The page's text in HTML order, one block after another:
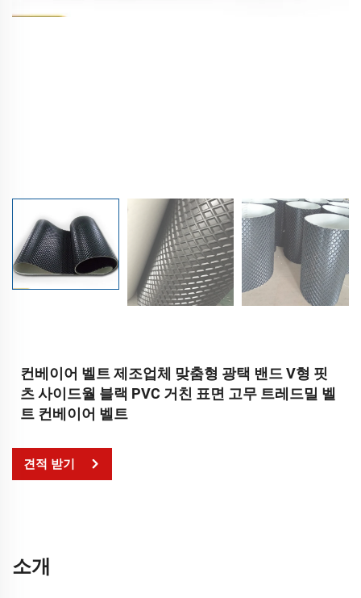
컨베이어 벨트 제조업체 맞춤형 광택 밴드 V형 핏
츠 사이드월 블랙 PVC 거친 표면 고무 트레드밀 벨
트 컨베이어 벨트
견적 받기
소개